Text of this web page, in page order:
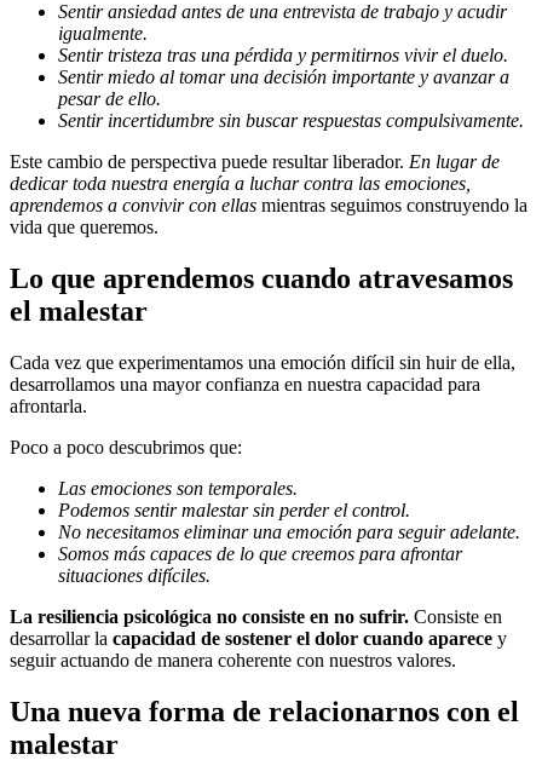
Sentir ansiedad antes de una entrevista de trabajo y acudir
igualmente.
Sentir tristeza tras una pérdida y permitirnos vivir el duelo.
Sentir miedo al tomar una decisión importante y avanzar a
pesar de ello.
Sentir incertidumbre sin buscar respuestas compulsivamente.
Este cambio de perspectiva puede resultar liberador. En lugar de
dedicar toda nuestra energía a luchar contra las emociones,
aprendemos a convivir con ellas mientras seguimos construyendo la
vida que queremos.
Lo que aprendemos cuando atravesamos
el malestar
Cada vez que experimentamos una emoción difícil sin huir de ella,
desarrollamos una mayor confianza en nuestra capacidad para
afrontarla.
Poco a poco descubrimos que:
Las emociones son temporales.
Podemos sentir malestar sin perder el control.
No necesitamos eliminar una emoción para seguir adelante.
Somos más capaces de lo que creemos para afrontar
situaciones difíciles.
La resiliencia psicológica no consiste en no sufrir. Consiste en
desarrollar la capacidad de sostener el dolor cuando aparece y
seguir actuando de manera coherente con nuestros valores.
Una nueva forma de relacionarnos con el
malestar